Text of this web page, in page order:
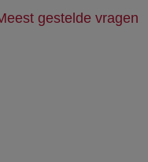
gestelde vragen